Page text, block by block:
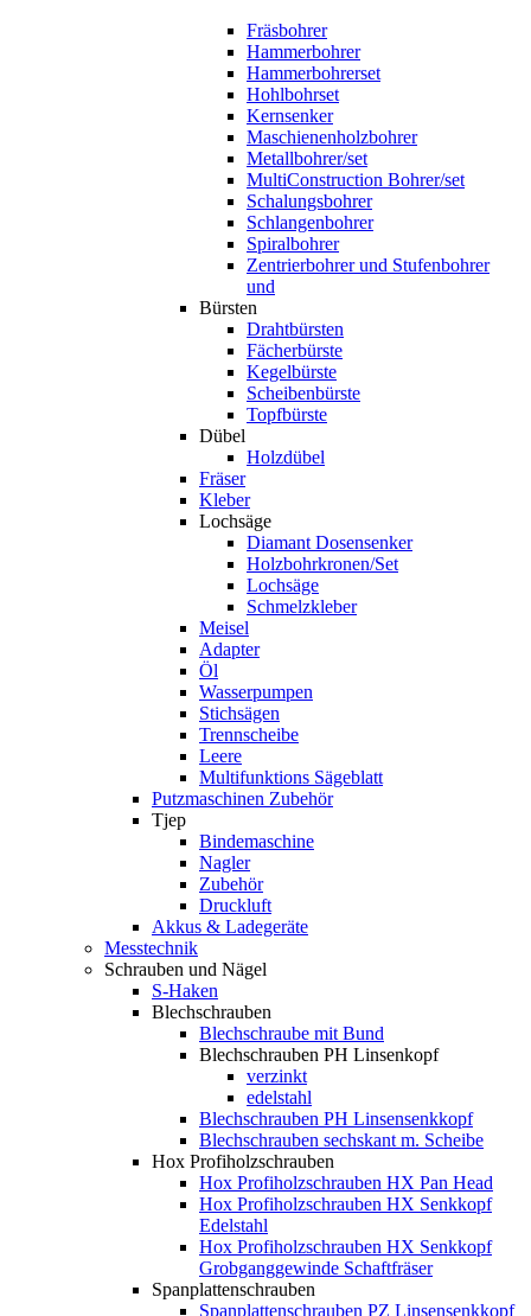
Fräsbohrer
Hammerbohrer
Hammerbohrerset
Hohlbohrset
Kernsenker
Maschienenholzbohrer
Metallbohrer/set
MultiConstruction Bohrer/set
Schalungsbohrer
Schlangenbohrer
Spiralbohrer
Zentrierbohrer und Stufenbohrer
und
Bürsten
Drahtbürsten
Fächerbürste
Kegelbürste
Scheibenbürste
Topfbürste
Dübel
Holzdübel
Fräser
Kleber
Lochsäge
Diamant Dosensenker
Holzbohrkronen/Set
Lochsäge
Schmelzkleber
Meisel
Adapter
Öl
Wasserpumpen
Stichsägen
Trennscheibe
Leere
Multifunktions Sägeblatt
Putzmaschinen Zubehör
Tjep
Bindemaschine
Nagler
Zubehör
Druckluft
Akkus & Ladegeräte
Messtechnik
Schrauben und Nägel
S-Haken
Blechschrauben
Blechschraube mit Bund
Blechschrauben PH Linsenkopf
verzinkt
edelstahl
Blechschrauben PH Linsensenkkopf
Blechschrauben sechskant m. Scheibe
Hox Profiholzschrauben
Hox Profiholzschrauben HX Pan Head
Hox Profiholzschrauben HX Senkkopf
Edelstahl
Hox Profiholzschrauben HX Senkkopf
Grobganggewinde Schaftfräser
Spanplattenschrauben
Spanplattenschrauben PZ Linsensenkkopf